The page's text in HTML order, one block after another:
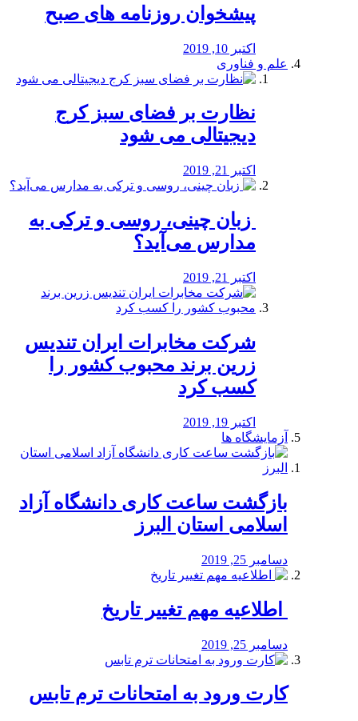
پیشخوان روزنامه های صبح
اکتبر 10, 2019
علم و فناوری
نظارت بر فضای سبز کرج
دیجیتالی می شود
اکتبر 21, 2019
️ زبان چینی، روسی و ترکی به
مدارس می‌آید؟
اکتبر 21, 2019
شرکت مخابرات ایران تندیس
زرین برند محبوب کشور را
کسب کرد
اکتبر 19, 2019
آزمایشگاه ها
بازگشت ساعت کاری دانشگاه آزاد
اسلامی استان البرز
دسامبر 25, 2019
️ اطلاعیه مهم تغییر تاریخ
دسامبر 25, 2019
کارت ورود به امتحانات ترم تابس